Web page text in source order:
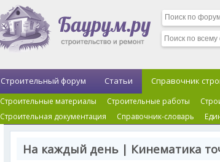
Строительный форум Статьи Справочник
Строительные материалы Строительные работы
Строительная документация
Справочник-словарь
На каждый день | Кинематика